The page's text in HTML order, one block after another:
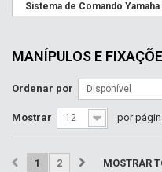
Sistema de Comando Yamaha
MANÍPULOS E
Ordenar por Disponível
Mostrar 12 por
MOSTRAR
1 2